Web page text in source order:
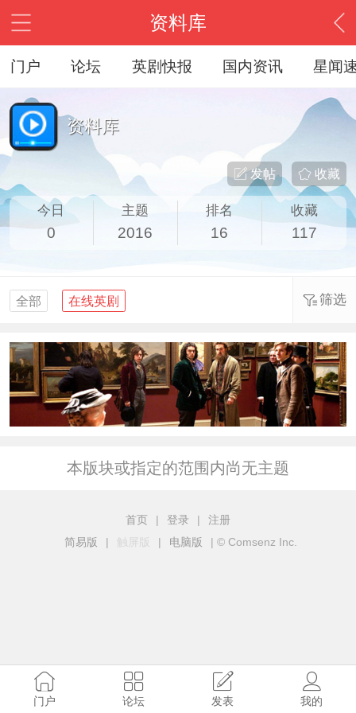
资料库
门户 论坛 英剧快报 国内资讯 星闻
资料库
收藏
发帖
今日
0
主题
2016
排名
16
收藏
117
全部 在线英剧 筛选
本版块或指定的范围内尚无主题
首页 | 登录 |
注册
简易版
| 触屏版 | 电脑版 | © Comsenz Inc.
门户 论坛 发表 我的